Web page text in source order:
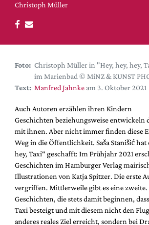
DdB-map
Kalender
Premierensuche
Festival-Planer
Hefte
Alle Hefte
Leseproben
Podcast
Service
Shop / Abo
Newsletter
Redaktion
Autor:innen
Partner
Christoph Müller
Foto: Christoph Müller in "Hey, hey, hey,
im Marienbad © MiNZ & KUNST
Text: Manfred Jahnke am 3. Oktober 2021
Auch Autoren erzählen ihren Kindern
Geschichten beziehungsweise entwickeln
mit ihnen. Aber nicht immer finden diese
Weg in die Öffentlichkeit. Saša Stanišić hat
hey, Taxi“ geschafft: Im Frühjahr 2021
Geschichten im Hamburger Verlag
Illustrationen von Katja Spitzer. Die erste
vergriffen. Mittlerweile gibt es eine
Geschichten, die stets damit beginnen,
Taxi besteigt und mit diesem nicht den
anderes reales Ziel erreicht, sondern bei